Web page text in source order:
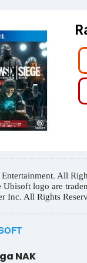
All
Ubisoft logo are
Inc. All Rights
NAK